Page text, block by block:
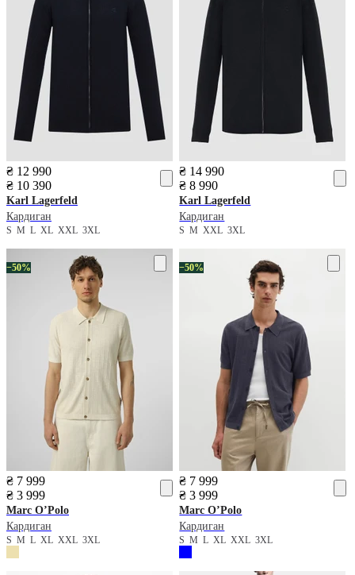
₴ 12 990
₴ 10 390
Karl Lagerfeld
Кардиган
S M L XL XXL 3XL
₴ 14 990
₴ 8 990
Karl Lagerfeld
Кардиган
SMXXL3XL
−50%
₴ 7 999
₴ 3 999
Marc O’Polo
Кардиган
S M L XL XXL 3XL
−50%
₴ 7 999
₴ 3 999
Marc O’Polo
Кардиган
SMLXLXXL3XL